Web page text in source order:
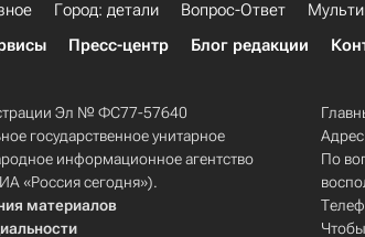
Город: детали Вопрос-Ответ
Пресс-центр Блог редакции
Эл № ФС77-57640
государственное унитарное
информационное агентство
«Россия сегодня»).
материалов
По